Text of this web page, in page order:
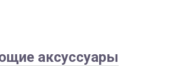
аксуссуары